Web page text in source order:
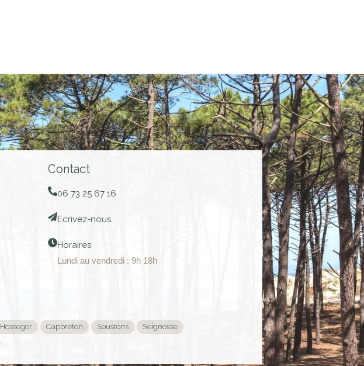
Contact
06 73 25 67 16
Ecrivez-nous
Horaires
Lundi au vendredi : 9h 18h
Hossegor Capbreton Soustons
Seignosse